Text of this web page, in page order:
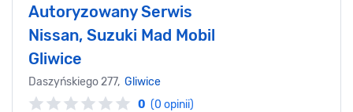
Autoryzowany Serwis
Nissan, Suzuki Mad Mobil
Gliwice
Daszyńskiego 277, Gliwice
0 (0 opinii)